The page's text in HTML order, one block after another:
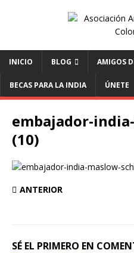
INICIO BLOG AMIGOS
BECAS PARA LA INDIA ÚNETE
embajador-
(10)
ANTERIOR
SÉ EL PRIMERO EN